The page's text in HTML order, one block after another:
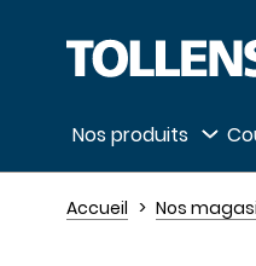
Passer la liste
Nos produits
Accueil Nos